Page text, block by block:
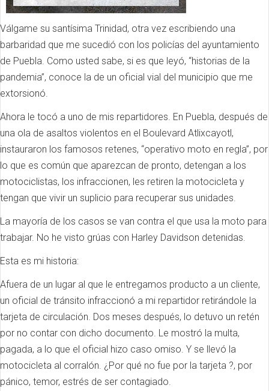
Válgame su santísima Trinidad, otra vez escribiendo una
barbaridad que me sucedió con los policías del ayuntamiento
de Puebla. Como usted sabe, si es que leyó, “historias de la
pandemia”, conoce la de un oficial vial del municipio que me
extorsionó.
Ahora le tocó a uno de mis repartidores. En Puebla, después de
una ola de asaltos violentos en el Boulevard Atlixcayotl,
instauraron los famosos retenes, “operativo moto en regla”, por
lo que es común que aparezcan de pronto, detengan a los
motociclistas, los infraccionen, les retiren la motocicleta y
tengan que vivir un suplicio para recuperar sus unidades.
La mayoría de los casos se van contra el que usa la moto para
trabajar. No he visto grúas con Harley Davidson detenidas.
Esta es mi historia:
Afuera de un lugar al que le entregamos producto a un cliente,
un oficial de tránsito infraccionó a mi repartidor retirándole la
tarjeta de circulación. Dos meses después, lo detuvo un retén
por no contar con dicho documento. Le mostró la multa,
pagada, a lo que el oficial hizo caso omiso. Y se llevó la
motocicleta al corralón. ¿Por qué no fue por la tarjeta ?, por
pánico, temor, estrés de ser contagiado.